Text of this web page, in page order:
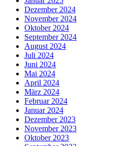
Dezember 2024
November 2024
Oktober 2024
September 2024
August 2024
Juli 2024
Juni 2024
Mai 2024
April 2024
März 2024
Februar 2024
Januar 2024
Dezember 2023
November 2023
Oktober 2023